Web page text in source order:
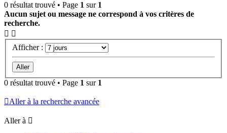
0 résultat trouvé • Page 1 sur 1
Aucun sujet ou message ne correspond à vos critères de
recherche.
Afficher :
0 résultat trouvé • Page 1 sur 1
Aller à la recherche avancée
Aller à